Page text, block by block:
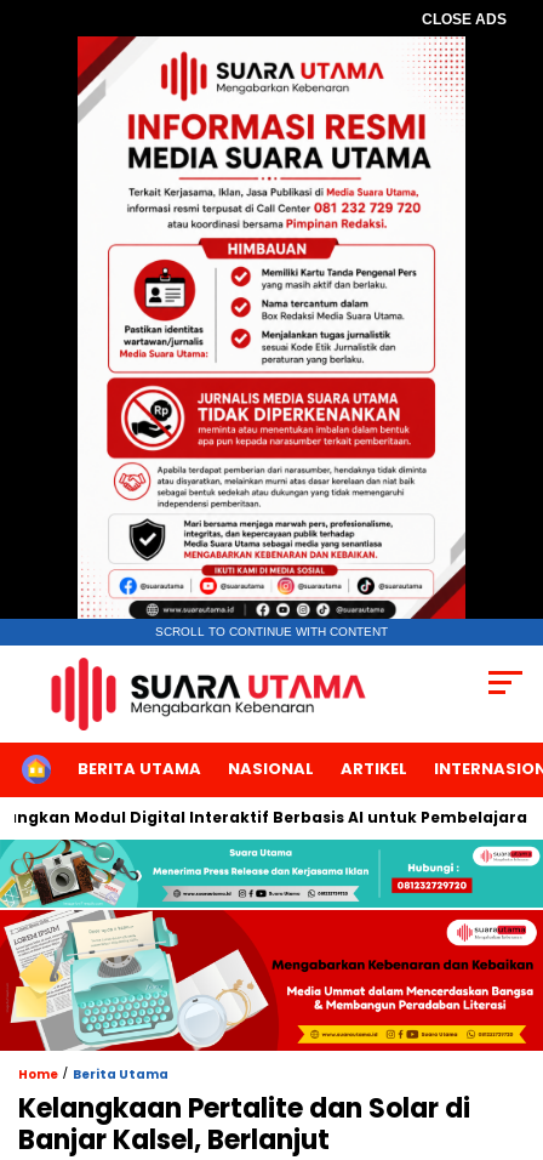
CLOSE ADS
SCROLL TO CONTINUE WITH CONTENT
HOMEBERITA UTAMA NASIONAL ARTIKEL
Modul Digital Interaktif Berbasis AI untuk Pembelajaran
Home / Berita Utama
Kelangkaan Pertalite dan Solar di
Banjar Kalsel, Berlanjut